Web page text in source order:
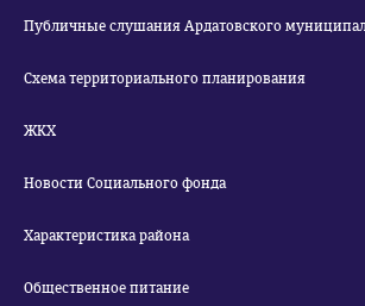
Публичные слушания Ардатовского
Схема территориального планирования
ЖКХ
Новости Социального фонда
Характеристика района
Общественное питание